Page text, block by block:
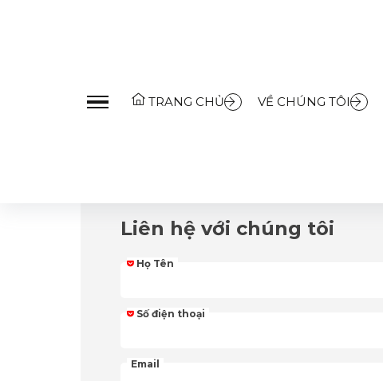
TRANG CHỦ VỀ CHÚNG TÔI
Liên hệ với chúng tôi
Họ Tên
Số điện thoại
Email